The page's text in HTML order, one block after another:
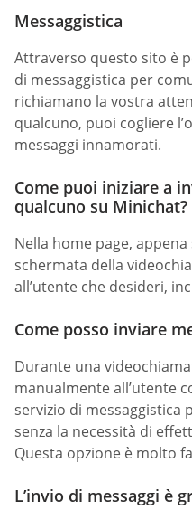
Messaggistica
Attraverso questo sito è
di messaggistica per
richiamano la vostra
qualcuno, puoi cogliere
messaggi innamorati.
Come puoi iniziare a
qualcuno su Minichat?
Nella home page,
schermata della
all’utente che desideri,
Come posso inviare
Durante una
manualmente all’utente
servizio di messaggistica
senza la necessità di
Questa opzione è molto
L’invio di messaggi è